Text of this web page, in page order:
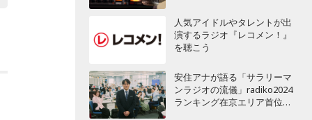
人気アイドルやタレントが出
演するラジオ『レコメン！』
を聴こう
安住アナが語る「サラリーマ
ンラジオの流儀」radiko2024
ランキング在京エリア首位